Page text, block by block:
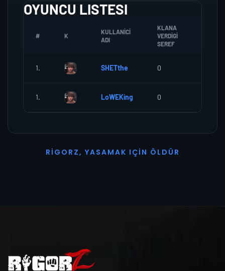
OYUNCU LISTESI
# K
KULLANICI
ADI
KLANA
VERDIGI
SEREF
1. SHETthe 0
1. LoWEKing 0
R I G O R Z, YASAMAK I ÇI N Ö L D Ü R